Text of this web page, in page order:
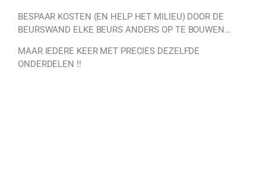
BESPAAR KOSTEN (EN HELP HET MILIEU) DOOR DE
BEURSWAND ELKE BEURS ANDERS OP TE BOUWEN…
MAAR IEDERE KEER MET PRECIES DEZELFDE
ONDERDELEN !!